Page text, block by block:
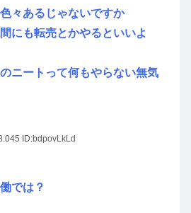
々あるじゃないですか
にも転売とかやるといいよ
ニートって何もやらない無気
ID:bdpovLkLd
では？